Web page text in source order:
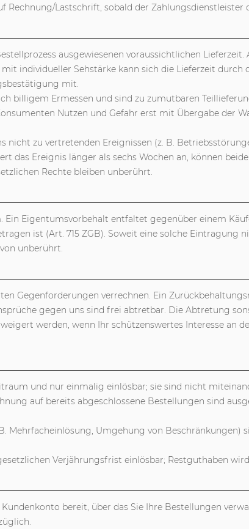
Rechnung/Lastschrift, sobald der
ausgewiesenen voraussichtlichen
individueller Sehstärke kann sich die Lieferzeit
mit.
billigem Ermessen und sind zu zumutbaren
Nutzen und Gefahr erst mit Übergabe der
nicht zu vertretenden Ereignissen (z. B.
das Ereignis länger als sechs Wochen an, können
Rechte bleiben unberührt.
Eigentumsvorbehalt entfaltet gegenüber einem
ist (Art. 715 ZGB). Soweit eine solche Eintragung
unberührt.
Gegenforderungen verrechnen. Ein
gegen uns sind frei abtretbar. Die Abtretung
werden, wenn Ihr schützenswertes Interesse an
und nur einmalig einlösbar; sie sind nicht
auf bereits abgeschlossene Bestellungen sind
Mehrfacheinlösung, Umgehung von
Verjährungsfrist einlösbar; Restguthaben
bereit, über das Sie Ihre Bestellungen